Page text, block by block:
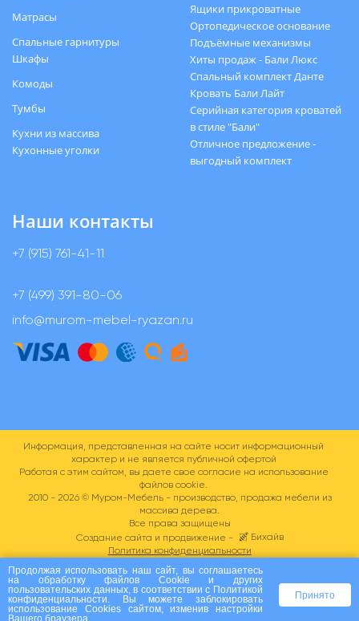
Матрасы
Спальные гарнитуры
Шкафы
Комоды
Тумбы
Кухни из массива
Кухонные уголки
Ящики прикроватные
Ортопедическое основание
Подъёмные механизмы
Хиты продаж - Бали Люкс
Спальный комплект Данте
Кровать Бали Лайт
Серийная категория кроватей
в стиле "Бали"
Отличное предложение -
выгодный комплект
Наши контакты
+7 (915) 761-41-11
+7 (499) 391-80-06
info@murom-mebel-ryazan.ru
Информация, представленная на сайте носит информационный
характер и не является публичной офертой
Работая с этим сайтом, вы даете свое согласие на использование
файлов cookie.
2010 - 2026 ©Муром-Мебель - производство, продажа мебели из
массива дерева.
Все права защищены
Создание сайта и продвижение -
Бихайв
Политика конфиденциальности
Пользовательское соглашение
Продолжая использовать наш сайт, вы соглашаетесь
на обработку файлов Сookie и других
пользовательских данных, в соответствии с Политикой
конфиденциальности . Вы можете заблокировать
использование Cookies сайтом, изменив настройки
Вашего браузера.
Принято